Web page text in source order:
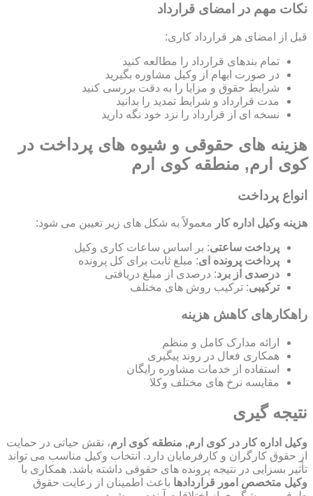
نکات مهم در امضای قرارداد
قبل از امضای هر قرارداد کاری:
تمام بندهای قرارداد را مطالعه کنید
در صورت ابهام از وکیل مشاوره بگیرید
شرایط حقوق و مزایا را به دقت بررسی کنید
مدت قرارداد و شرایط تمدید را بدانید
نسخه ای از قرارداد را نزد خود نگه دارید
هزینه های حقوقی و شیوه های پرداخت در
کوی ارم, منطقه کوی ارم
انواع پرداخت
هزینه وکیل اداره کار معمولاً به شکل های زیر تعیین می شود:
پرداخت ساعتی: بر اساس ساعات کاری وکیل
پرداخت پرونده ای: مبلغ ثابت برای کل پرونده
درصدی از برد: درصدی از مبلغ دریافتی
ترکیبی: ترکیب روش های مختلف
راهکارهای کاهش هزینه
ارائه مدارک کامل و منظم
همکاری فعال در روند پیگیری
استفاده از خدمات مشاوره رایگان
مقایسه نرخ های مختلف وکلا
نتیجه گیری
وکیل اداره کار در کوی ارم, منطقه کوی ارم، نقش حیاتی در حمایت
از حقوق کارگران و کارفرمایان دارد. انتخاب وکیل مناسب می تواند
تأثیر بسزایی در نتیجه پرونده های حقوقی داشته باشد. همکاری با
وکیل متخصص امور قراردادها باعث اطمینان از رعایت حقوق